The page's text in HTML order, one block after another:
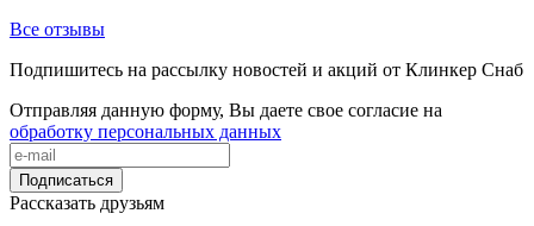
Все отзывы
Подпишитесь на рассылку новостей и акций от Клинкер Снаб
Отправляя данную форму, Вы даете свое согласие на
обработку персональных данных
Подписаться
Рассказать друзьям